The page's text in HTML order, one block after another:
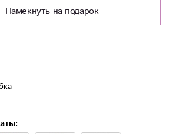
Намекнуть на подарок